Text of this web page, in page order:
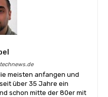
meisten anfangen und
über 35 Jahre ein
schon mitte der 80er mit